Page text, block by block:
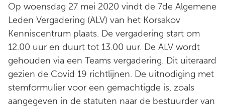
Op woensdag 27 mei 2020 vindt de 7de Algemene
Leden Vergadering (ALV) van het Korsakov
Kenniscentrum plaats. De vergadering start om
12.00 uur en duurt tot 13.00 uur. De ALV wordt
gehouden via een Teams vergadering. Dit uiteraard
gezien de Covid 19 richtlijnen. De uitnodiging met
stemformulier voor een gemachtigde is, zoals
aangegeven in de statuten naar de bestuurder van